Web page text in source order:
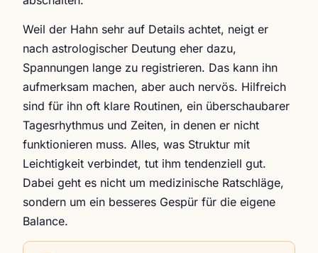
Weil der Hahn sehr auf Details achtet, neigt er
nach astrologischer Deutung eher dazu,
Spannungen lange zu registrieren. Das kann ihn
aufmerksam machen, aber auch nervös. Hilfreich
sind für ihn oft klare Routinen, ein überschaubarer
Tagesrhythmus und Zeiten, in denen er nicht
funktionieren muss. Alles, was Struktur mit
Leichtigkeit verbindet, tut ihm tendenziell gut.
Dabei geht es nicht um medizinische Ratschläge,
sondern um ein besseres Gespür für die eigene
Balance.